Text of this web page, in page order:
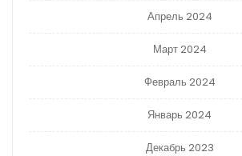
Апрель 2024
Март 2024
Февраль 2024
Январь 2024
Декабрь 2023